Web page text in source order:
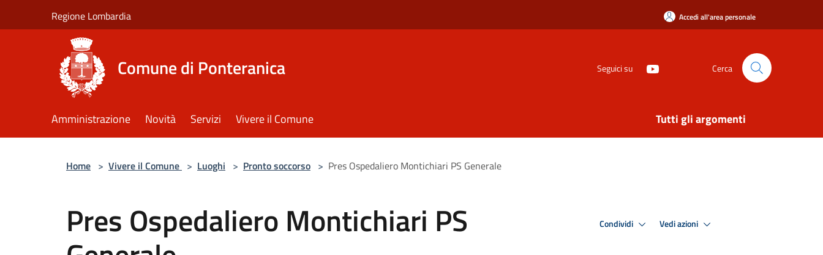
Regione Lombardia Accedi all'area personale
Comune di Ponteranica Seguici su Cerca
Amministrazione Novità Servizi Vivere il Comune Tutti gli argomenti
Home > Vivere il Comune > Luoghi > Pronto soccorso > Pres Ospedaliero Montichiari PS Generale
Pres Ospedaliero Montichiari PS Condividi Vedi azioni